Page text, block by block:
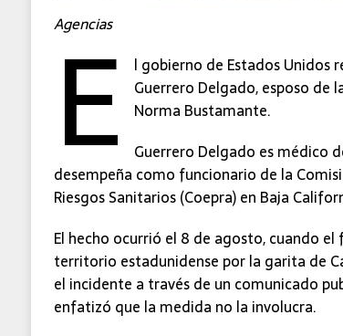
Agencias
E
l gobierno de Estados Unidos
Guerrero Delgado, esposo de
Norma Bustamante.
Guerrero Delgado es médico
desempeña como funcionario de la
Riesgos Sanitarios (Coepra) en Baja
​El hecho ocurrió el 8 de agosto, cuando
territorio estadunidense por la garita de
el incidente a través de un comunicado
enfatizó que la medida no la involucra.